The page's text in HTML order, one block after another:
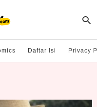
Daftar Isi Privacy